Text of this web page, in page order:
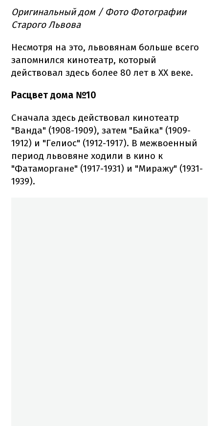
Оригинальный дом / Фото Фотографии
Старого Львова
Несмотря на это, львовянам больше всего
запомнился кинотеатр, который
действовал здесь более 80 лет в XX веке.
Расцвет дома №10
Сначала здесь действовал кинотеатр
"Ванда" (1908-1909), затем "Байка" (1909-
1912) и "Гелиос" (1912-1917). В межвоенный
период львовяне ходили в кино к
"Фатаморгане" (1917-1931) и "Миражу" (1931-
1939).